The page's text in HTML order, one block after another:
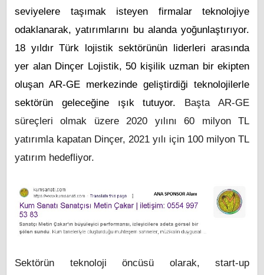
seviyelere taşımak isteyen firmalar teknolojiye
odaklanarak, yatırımlarını bu alanda yoğunlaştırıyor.
18 yıldır Türk lojistik sektörünün liderleri arasında
yer alan Dinçer Lojistik, 50 kişilik uzman bir ekipten
oluşan AR-GE merkezinde geliştirdiği teknolojilerle
sektörün geleceğine ışık tutuyor. Başta AR-GE
süreçleri olmak üzere 2020 yılını 60 milyon TL
yatırımla kapatan Dinçer, 2021 yılı için 100 milyon TL
yatırım hedefliyor.
Sektörün teknoloji öncüsü olarak, start-up